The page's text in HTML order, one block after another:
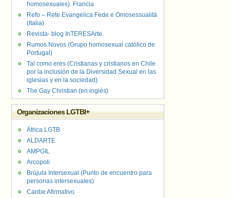
homosexuales). Francia
Refo – Rete Evangelica Fede e Omosessualità
(Italia)
Revista- blog InTERESArte.
Rumos Novos (Grupo homosexual católico de
Portugal)
Tal como eres (Cristianas y cristianos en Chile
por la inclusión de la Diversidad Sexual en las
iglesias y en la sociedad)
The Gay Christian (en inglés)
Organizaciones LGTBI+
África LGTB
ALDARTE
AMPGIL
Arcopoli
Brújula Intersexual (Punto de encuentro para
personas intersexuales)
Caribe Afirmativo